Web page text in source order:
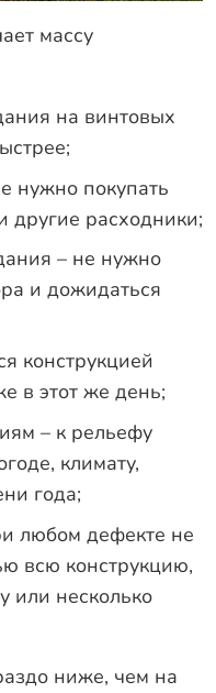
массу
на винтовых
нужно покупать
другие расходники;
– не нужно
и дожидаться
конструкцией
в этот же день;
– к рельефу
климату,
года;
любом дефекте не
всю конструкцию,
или несколько
ниже, чем на